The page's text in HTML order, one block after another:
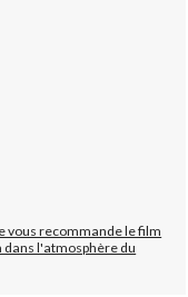
vous recommande le film
dans l'atmosphère du